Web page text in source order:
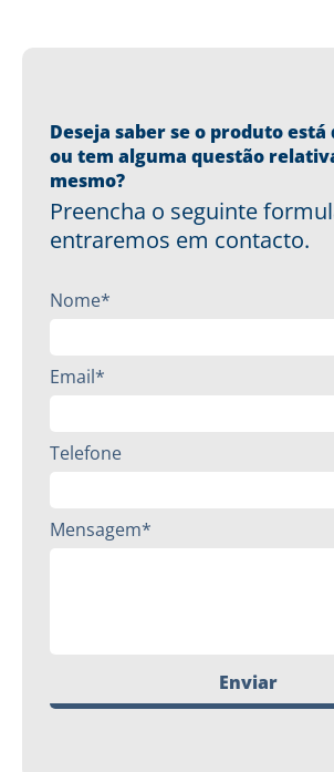
Deseja saber se o produto
ou tem alguma questão
mesmo?
Preencha o seguinte
entraremos em contacto.
Nome*
Email*
Telefone
Mensagem*
Enviar